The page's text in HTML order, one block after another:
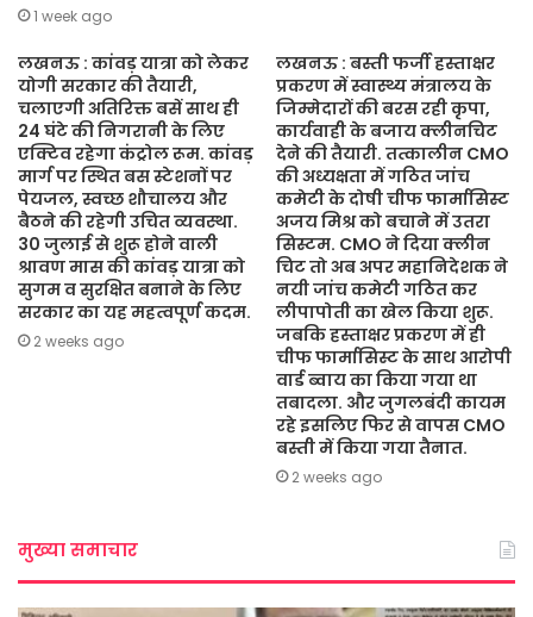
1 week ago
लखनऊ : कांवड़ यात्रा को लेकर
योगी सरकार की तैयारी,
चलाएगी अतिरिक्त बसें साथ ही
24 घंटे की निगरानी के लिए
एक्टिव रहेगा कंट्रोल रूम. कांवड़
मार्ग पर स्थित बस स्टेशनों पर
पेयजल, स्वच्छ शौचालय और
बैठने की रहेगी उचित व्यवस्था.
30 जुलाई से शुरू होने वाली
श्रावण मास की कांवड़ यात्रा को
सुगम व सुरक्षित बनाने के लिए
सरकार का यह महत्वपूर्ण कदम.
2 weeks ago
लखनऊ : बस्ती फर्जी हस्ताक्षर
प्रकरण में स्वास्थ्य मंत्रालय के
जिम्मेदारों की बरस रही कृपा,
कार्यवाही के बजाय क्लीनचिट
देने की तैयारी. तत्कालीन CMO
की अध्यक्षता में गठित जांच
कमेटी के दोषी चीफ फार्मासिस्ट
अजय मिश्र को बचाने में उतरा
सिस्टम. CMO ने दिया क्लीन
चिट तो अब अपर महानिदेशक ने
नयी जांच कमेटी गठित कर
लीपापोती का खेल किया शुरू.
जबकि हस्ताक्षर प्रकरण में ही
चीफ फार्मासिस्ट के साथ आरोपी
वार्ड ब्वाय का किया गया था
तबादला. और जुगलबंदी कायम
रहे इसलिए फिर से वापस CMO
बस्ती में किया गया तैनात.
2 weeks ago
मुख्या समाचार